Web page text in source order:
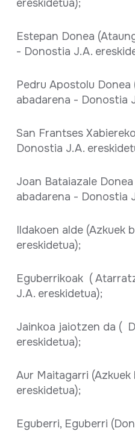
ereskidetua);
Estepan Donea
- Donostia J.A.
Pedru Apostolu
abadarena - Donostia
San Frantses
Donostia J.A.
Joan Bataiazale
abadarena - Donostia
Ildakoen alde (Azkuek
ereskidetua);
Eguberrikoak (
J.A. ereskidetua);
Jainkoa jaiotzen da (
ereskidetua);
Aur Maitagarri
ereskidetua);
Eguberri, Eguberri